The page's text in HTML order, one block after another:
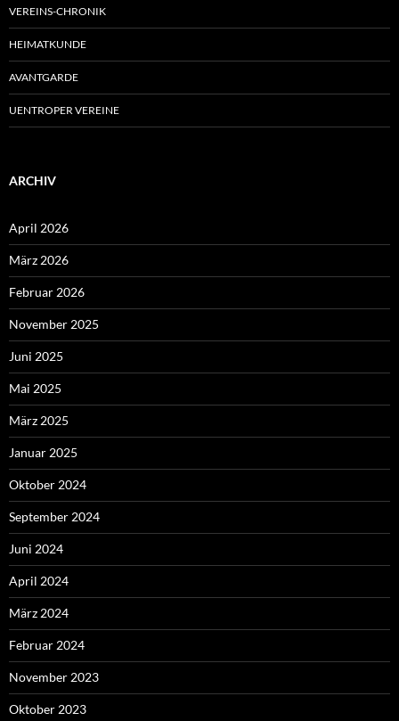
VEREINS-CHRONIK
HEIMATKUNDE
AVANTGARDE
UENTROPER VEREINE
ARCHIV
April 2026
März 2026
Februar 2026
November 2025
Juni 2025
Mai 2025
März 2025
Januar 2025
Oktober 2024
September 2024
Juni 2024
April 2024
März 2024
Februar 2024
November 2023
Oktober 2023